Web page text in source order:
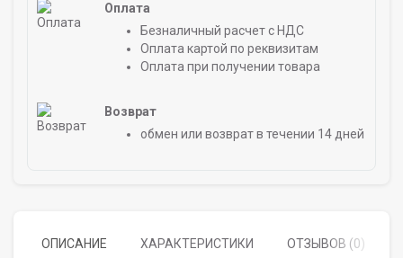
Оплата
Безналичный расчет с НДС
Оплата картой по реквизитам
Оплата при получении товара
Возврат
обмен или возврат в течении 14 дней
ОПИСАНИЕ ХАРАКТЕРИСТИКИ ОТЗЫВОВ (0)